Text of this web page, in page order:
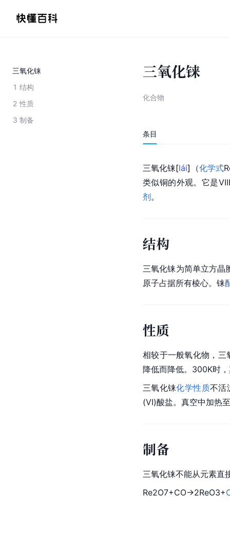
三氧化铼
1 结构
2 性质
3 制备
三氧化铼
化合物
条目
三氧化铼[lái] （化学式
类似铜的外观。它是
剂。
结构
三氧化铼为简单立方晶
原子占据所有棱心。铼
性质
相较于一般氧化物，三
降低而降低。300K时
三氧化铼化学性质不活
(VI)酸盐。真空中加热
制备
三氧化铼不能从元素
Re2O7+CO→2ReO3+